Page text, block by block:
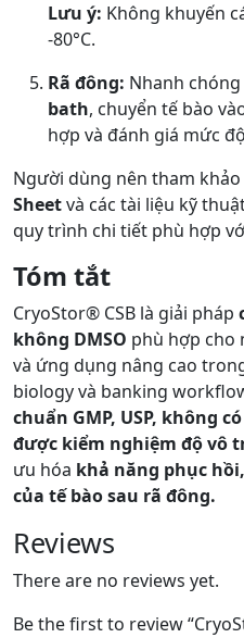
Lưu ý: Không khuyến
-80°C.
Rã đông: Nhanh
bath, chuyển tế bào
hợp và đánh giá mức
Người dùng nên tham khảo
Sheetvà các tài liệu kỹ
quy trình chi tiết phù hợp
Tóm tắt
CryoStor® CSB là giải pháp
không DMSO phù hợp cho
và ứng dụng nâng cao
biology và banking
chuẩn GMP, USP, không
được kiểm nghiệm độ vô
ưu hóa khả năng phục
của tế bào sau rã đông.
Reviews
There are no reviews yet.
Be the first to review